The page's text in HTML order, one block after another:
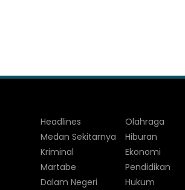
Headlines
Medan Sekitarnya
Kriminal
Martabe
Dalam Negeri
Olahraga
Hiburan
Ekonomi
Pendidikan
Hukum